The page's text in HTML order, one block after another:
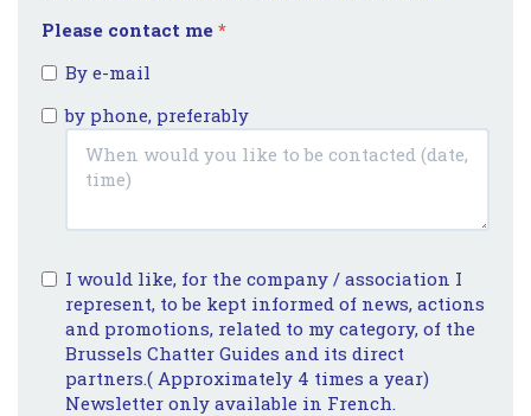
Please contact me *
By e-mail
by phone, preferably
I would like, for the company / association I
represent, to be kept informed of news, actions
and promotions, related to my category, of the
Brussels Chatter Guides and its direct
partners.( Approximately 4 times a year)
Newsletter only available in French.